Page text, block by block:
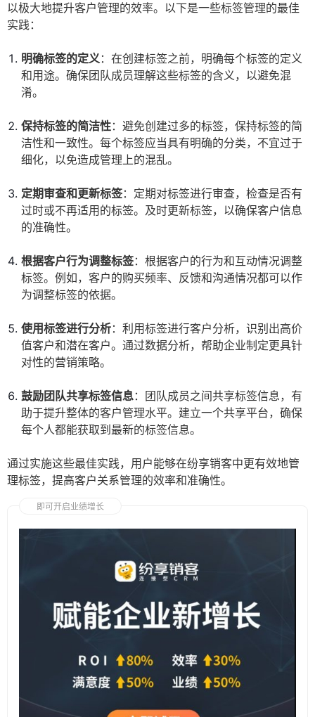
以极大地提升客户管理的效率。以下是一些标签管理的最佳
实践：
明确标签的定义：在创建标签之前，明确每个标签的定义
和用途。确保团队成员理解这些标签的含义，以避免混
淆。
保持标签的简洁性：避免创建过多的标签，保持标签的简
洁性和一致性。每个标签应当具有明确的分类，不宜过于
细化，以免造成管理上的混乱。
定期审查和更新标签：定期对标签进行审查，检查是否有
过时或不再适用的标签。及时更新标签，以确保客户信息
的准确性。
根据客户行为调整标签：根据客户的行为和互动情况调整
标签。例如，客户的购买频率、反馈和沟通情况都可以作
为调整标签的依据。
使用标签进行分析：利用标签进行客户分析，识别出高价
值客户和潜在客户。通过数据分析，帮助企业制定更具针
对性的营销策略。
鼓励团队共享标签信息：团队成员之间共享标签信息，有
助于提升整体的客户管理水平。建立一个共享平台，确保
每个人都能获取到最新的标签信息。
通过实施这些最佳实践，用户能够在纷享销客中更有效地管
理标签，提高客户关系管理的效率和准确性。
即可开启业绩增长